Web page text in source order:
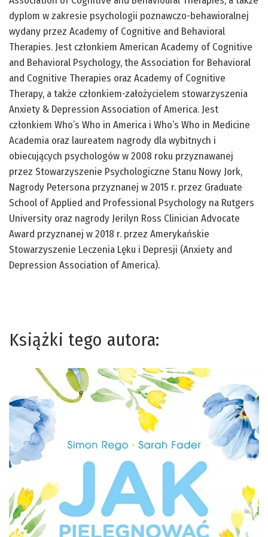
dyplom w zakresie psychologii poznawczo-behawioralnej
wydany przez Academy of Cognitive and Behavioral
Therapies. Jest członkiem American Academy of Cognitive
and Behavioral Psychology, the Association for Behavioral
and Cognitive Therapies oraz Academy of Cognitive
Therapy, a także członkiem-założycielem stowarzyszenia
Anxiety & Depression Association of America. Jest
członkiem Who’s Who in America i Who’s Who in Medicine
Academia oraz laureatem nagrody dla wybitnych i
obiecujących psychologów w 2008 roku przyznawanej
przez Stowarzyszenie Psychologiczne Stanu Nowy Jork,
Nagrody Petersona przyznanej w 2015 r. przez Graduate
School of Applied and Professional Psychology na Rutgers
University oraz nagrody Jerilyn Ross Clinician Advocate
Award przyznanej w 2018 r. przez Amerykańskie
Stowarzyszenie Leczenia Lęku i Depresji (Anxiety and
Depression Association of America).
Książki tego autora: